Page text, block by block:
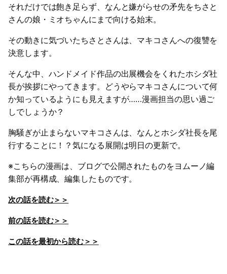
それだけでは飽き足らず、なんと嫌がらせの矛先をちさと
さんの娘・ミオちゃんにまで向ける始末。
その動きに気づいたちさとさんは、マキコさんへの復讐を
決意します。
そんな中、ハンドメイド作品の出展機会をくれたホシダ社
長が挨拶にやってきます。どうやらマキコさんについて何
か知っているようにも見えますが……漫画担当の思い過ご
しでしょうか？
胸騒ぎが止まらないマキコさんは、なんとホシダ社長を尾
行することに！？気になる展開は明日の更新で。
※こちらの漫画は、ブログで公開されたものをヨムーノ編
集部が再構成、編集したものです。
次の話を読む＞＞
前の話を読む＞＞
この話を最初から読む＞＞